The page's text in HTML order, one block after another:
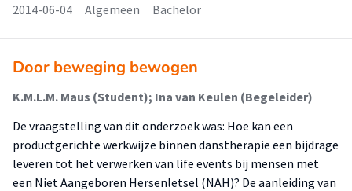
2014-06-04
Algemeen Bachelor
Door beweging bewogen
K.M.L.M. Maus (Student); Ina van Keulen (Begeleider)
De vraagstelling van dit onderzoek was: Hoe kan een
productgerichte werkwijze binnen danstherapie een bijdrage
leveren tot het verwerken van life events bij mensen met
een Niet Aangeboren Hersenletsel (NAH)? De aanleiding van